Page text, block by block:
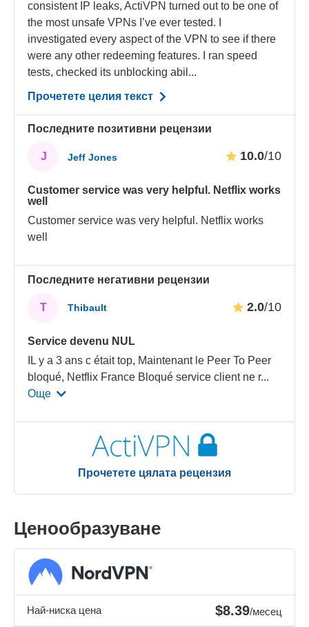
consistent IP leaks, ActiVPN turned out to be one of
the most unsafe VPNs I’ve ever tested. I
investigated every aspect of the VPN to see if there
were any other redeeming features. I ran speed
tests, checked its unblocking abil...
Прочетете целия текст
Последните позитивни рецензии
J Jeff Jones 10.0/10
Customer service was very helpful. Netflix works
well
Customer service was very helpful. Netflix works
well
Последните негативни рецензии
T Thibault 2.0/10
Service devenu NUL
IL y a 3 ans c était top, Maintenant le Peer To Peer
bloqué, Netflix France Bloqué service client ne r...
Още
Прочетете цялата рецензия
Ценообразуване
Най-ниска цена $8.39/месец